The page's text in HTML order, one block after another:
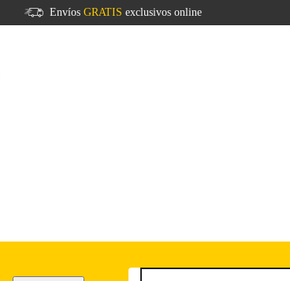
Envíos GRATIS exclusivos online